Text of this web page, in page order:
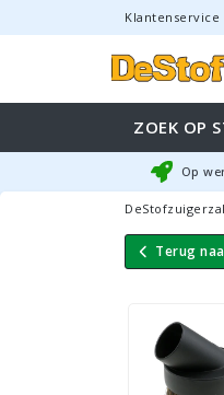
Klantenservice
ZOEK OP
Op
Terug